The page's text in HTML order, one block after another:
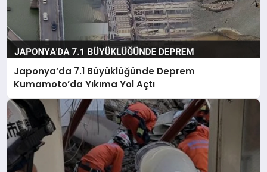
Japonya’da 7.1 Büyüklüğünde Deprem
Kumamoto’da Yıkıma Yol Açtı